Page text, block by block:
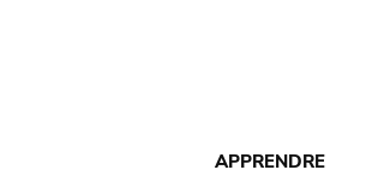
APPRENDRE